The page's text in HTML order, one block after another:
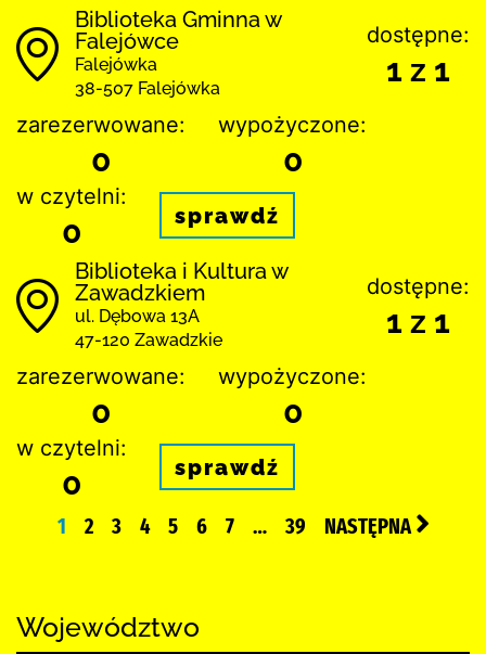
Biblioteka Gminna w
Falejówce
Falejówka
38-507 Falejówka
dostępne:
1 z 1
zarezerwowane:
0
wypożyczone:
0
w czytelni:
0 sprawdź
Biblioteka i Kultura w
Zawadzkiem
ul. Dębowa 13A
47-120 Zawadzkie
dostępne:
1 z 1
zarezerwowane:
0
wypożyczone:
0
w czytelni:
0 sprawdź
1 2 3 4 5 6 7 … 39 NASTĘPNA
Województwo